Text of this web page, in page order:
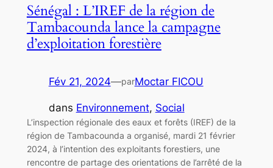
Sénégal : L’IREF de la région de
Tambacounda lance la campagne
d’exploitation forestière
Fév 21, 2024—parMoctar FICOU
dans Environnement, Social
L’inspection régionale des eaux et forêts (IREF) de la
région de Tambacounda a organisé, mardi 21 février
2024, à l’intention des exploitants forestiers, une
rencontre de partage des orientations de l’arrêté de la